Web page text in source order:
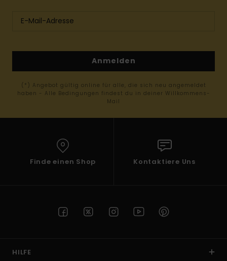
Anmelden
(*) Angebot gültig online für alle, die sich neu angemeldet
haben - Alle Bedingungen findest du in deiner Willkommens-
Mail
Finde einen Shop Kontaktiere Uns
HILFE